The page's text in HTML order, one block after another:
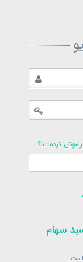
کرده‌اید؟
سهام
است
سهام
سهام